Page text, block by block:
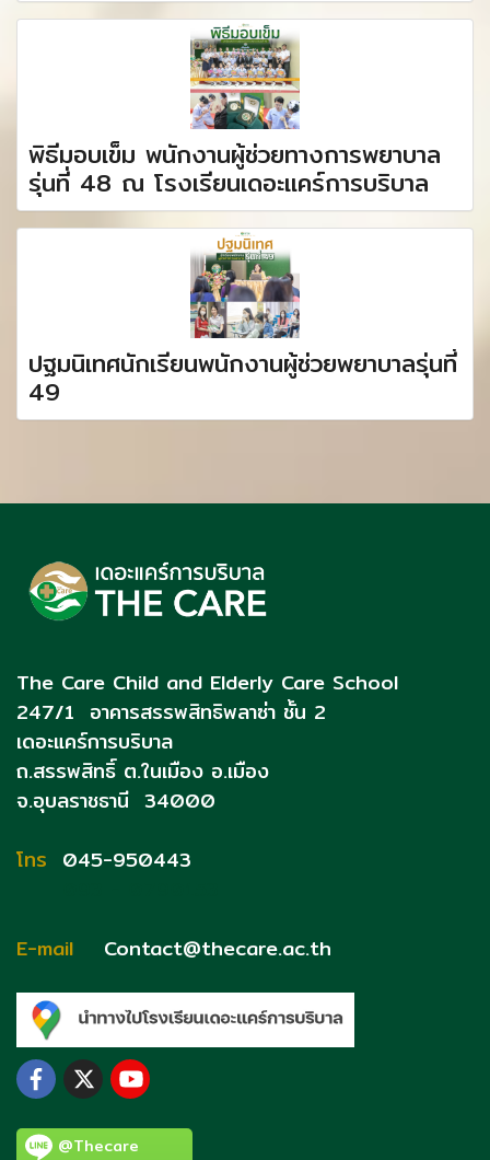
พิธีมอบเข็ม พนักงานผู้ช่วยทางการพยาบาล
รุ่นที่ 48 ณ โรงเรียนเดอะแคร์การบริบาล
ปฐมนิเทศนักเรียนพนักงานผู้ช่วยพยาบาลรุ่นที่
49
The Care Child and Elderly Care School
247/1 อาคารสรรพสิทธิพลาซ่า ชั้น 2
เดอะแคร์การบริบาล
ถ.สรรพสิทธิ์ ต.ในเมือง อ.เมือง
จ.อุบลราชธานี 34000
โทร 045-950443
E-mail
Contact@thecare.ac.th
@Thecare